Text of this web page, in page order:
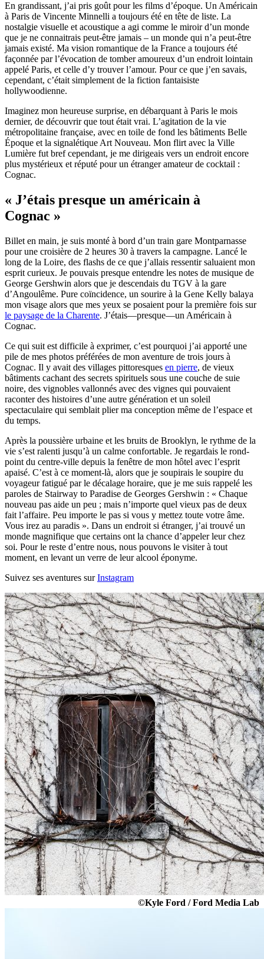
En grandissant, j’ai pris goût pour les films d’époque. Un Américain
à Paris de Vincente Minnelli a toujours été en tête de liste. La
nostalgie visuelle et acoustique a agi comme le miroir d’un monde
que je ne connaitrais peut-être jamais – un monde qui n’a peut-être
jamais existé. Ma vision romantique de la France a toujours été
façonnée par l’évocation de tomber amoureux d’un endroit lointain
appelé Paris, et celle d’y trouver l’amour. Pour ce que j’en savais,
cependant, c’était simplement de la fiction fantaisiste
hollywoodienne.
Imaginez mon heureuse surprise, en débarquant à Paris le mois
dernier, de découvrir que tout était vrai. L’agitation de la vie
métropolitaine française, avec en toile de fond les bâtiments Belle
Époque et la signalétique Art Nouveau. Mon flirt avec la Ville
Lumière fut bref cependant, je me dirigeais vers un endroit encore
plus mystérieux et réputé pour un étranger amateur de cocktail :
Cognac.
« J’étais presque un américain à
Cognac »
Billet en main, je suis monté à bord d’un train gare Montparnasse
pour une croisière de 2 heures 30 à travers la campagne. Lancé le
long de la Loire, des flashs de ce que j’allais ressentir saluaient mon
esprit curieux. Je pouvais presque entendre les notes de musique de
George Gershwin alors que je descendais du TGV à la gare
d’Angoulême. Pure coïncidence, un sourire à la Gene Kelly balaya
mon visage alors que mes yeux se posaient pour la première fois sur
le paysage de la Charente. J’étais—presque—un Américain à
Cognac.
Ce qui suit est difficile à exprimer, c’est pourquoi j’ai apporté une
pile de mes photos préférées de mon aventure de trois jours à
Cognac. Il y avait des villages pittoresques en pierre, de vieux
bâtiments cachant des secrets spirituels sous une couche de suie
noire, des vignobles vallonnés avec des vignes qui pouvaient
raconter des histoires d’une autre génération et un soleil
spectaculaire qui semblait plier ma conception même de l’espace et
du temps.
Après la poussière urbaine et les bruits de Brooklyn, le rythme de la
vie s’est ralenti jusqu’à un calme confortable. Je regardais le rond-
point du centre-ville depuis la fenêtre de mon hôtel avec l’esprit
apaisé. C’est à ce moment-là, alors que je soupirais le soupire du
voyageur fatigué par le décalage horaire, que je me suis rappelé les
paroles de Stairway to Paradise de Georges Gershwin : « Chaque
nouveau pas aide un peu ; mais n’importe quel vieux pas de deux
fait l’affaire. Peu importe le pas si vous y mettez toute votre âme.
Vous irez au paradis ». Dans un endroit si étranger, j’ai trouvé un
monde magnifique que certains ont la chance d’appeler leur chez
soi. Pour le reste d’entre nous, nous pouvons le visiter à tout
moment, en levant un verre de leur alcool éponyme.
Suivez ses aventures surInstagram
©Kyle Ford / Ford Media Lab